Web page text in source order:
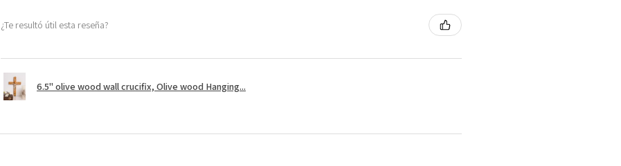
¿Te resultó útil esta reseña?
6.5" olive wood wall crucifix, Olive wood Hanging...